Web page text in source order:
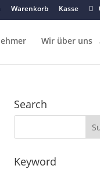
Warenkorb Kasse
Wir über uns
Search
Keyword